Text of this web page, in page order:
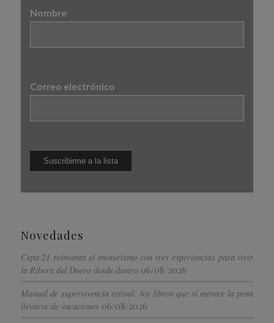
Nombre
Correo electrónico
Novedades
Cepa 21 reinventa el enoturismo con tres experiencias para vivir
la Ribera del Duero desde dentro 06/08/2026
Manual de supervivencia estival: los libros que sí merece la pena
llevarse de vacaciones 06/08/2026